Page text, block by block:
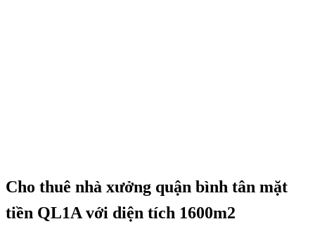
Cho thuê nhà xưởng quận bình tân mặt
tiền QL1A với diện tích 1600m2